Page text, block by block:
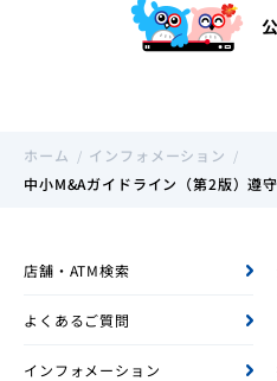
ホーム
インフォメーション
中小M&Aガイドライン（第2版）遵
店舗・ATM検索
よくあるご質問
インフォメーション